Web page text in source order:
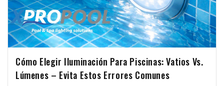
Cómo Elegir Iluminación Para Piscinas: Vatios Vs.
Lúmenes – Evita Estos Errores Comunes